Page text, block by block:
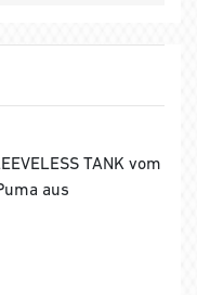
TANK vom
aus